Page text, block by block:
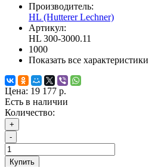
Производитель:
HL (Hutterer Lechner)
Артикул:
HL 300-3000.11
1000
Показать все характеристики
Цена: 19 177 р.
Есть в наличии
Количество:
+
-
Купить